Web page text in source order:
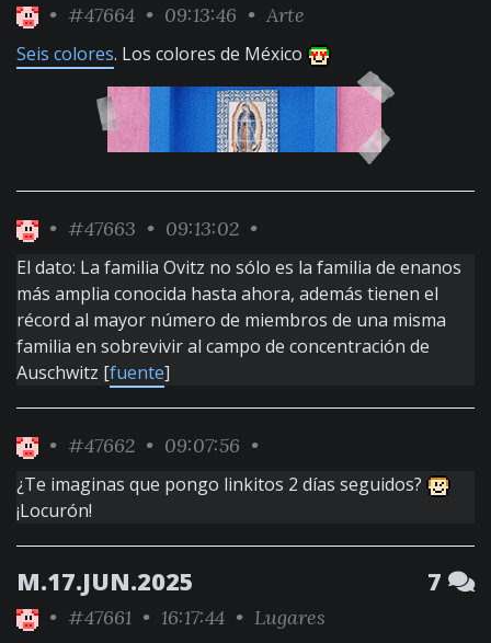
• #47664 • 09:13:46 • Arte
Seis colores. Los colores de México
• #47663 • 09:13:02 •
El dato: La familia Ovitz no sólo es la familia de enanos
más amplia conocida hasta ahora, además tienen el
récord al mayor número de miembros de una misma
familia en sobrevivir al campo de concentración de
Auschwitz [fuente]
• #47662 • 09:07:56 •
¿Te imaginas que pongo linkitos 2 días seguidos?
¡Locurón!
M.17.JUN.2025 7
• #47661 • 16:17:44 • Lugares